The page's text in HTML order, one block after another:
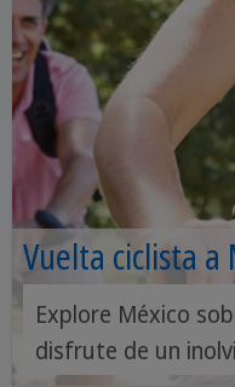
Vuelta ciclista a
Explore México
disfrute de un